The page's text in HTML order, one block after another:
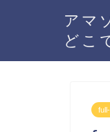
アマ
どこ